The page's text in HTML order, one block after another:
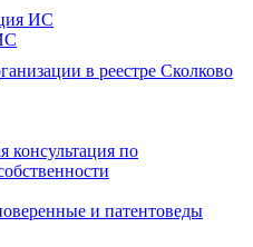
ИС
в реестре Сколково
консультация по
и патентоведы